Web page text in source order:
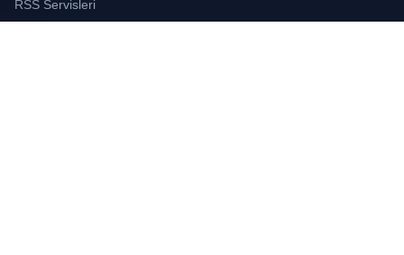
RSS Servisleri